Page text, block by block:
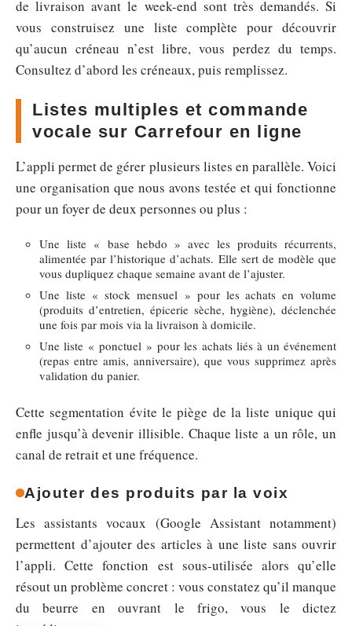
de livraison avant le week-end sont très demandés. Si
vous construisez une liste complète pour découvrir
qu’aucun créneau n’est libre, vous perdez du temps.
Consultez d’abord les créneaux, puis remplissez.
Listes multiples et commande
vocale sur Carrefour en ligne
L’appli permet de gérer plusieurs listes en parallèle. Voici
une organisation que nous avons testée et qui fonctionne
pour un foyer de deux personnes ou plus :
Une liste « base hebdo » avec les produits récurrents,
alimentée par l’historique d’achats. Elle sert de modèle que
vous dupliquez chaque semaine avant de l’ajuster.
Une liste « stock mensuel » pour les achats en volume
(produits d’entretien, épicerie sèche, hygiène), déclenchée
une fois par mois via la livraison à domicile.
Une liste « ponctuel » pour les achats liés à un événement
(repas entre amis, anniversaire), que vous supprimez après
validation du panier.
Cette segmentation évite le piège de la liste unique qui
enfle jusqu’à devenir illisible. Chaque liste a un rôle, un
canal de retrait et une fréquence.
Ajouter des produits par la voix
Les assistants vocaux (Google Assistant notamment)
permettent d’ajouter des articles à une liste sans ouvrir
l’appli. Cette fonction est sous-utilisée alors qu’elle
résout un problème concret : vous constatez qu’il manque
du beurre en ouvrant le frigo, vous le dictez